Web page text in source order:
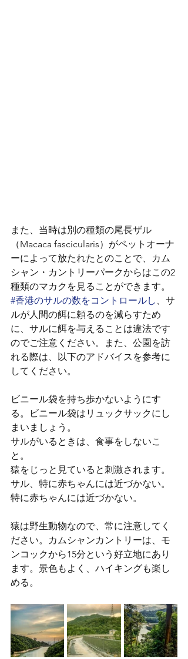
また、当時は別の種類の尾長ザル
（Macaca fascicularis）がペットオーナ
ーによって放たれたとのことで、カム
シャン・カントリーパークからはこの2
種類のマカクを見ることができます。
#香港のサルの数をコントロールし 、サ
ルが人間の餌に頼るのを減らすため
に、サルに餌を与えることは違法です
のでご注意ください。また、公園を訪
れる際は、以下のアドバイスを参考に
してください。
ビニール袋を持ち歩かないようにす
る。ビニール袋はリュックサックにし
まいましょう。
サルがいるときは、食事をしないこ
と。
猿をじっと見ていると刺激されます。
サル、特に赤ちゃんには近づかない。
特に赤ちゃんには近づかない。
猿は野生動物なので、常に注意してく
ださい。カムシャンカントリーは、モ
ンコックから15分という好立地にあり
ます。景色もよく、ハイキングも楽し
める。